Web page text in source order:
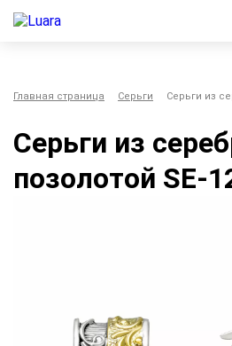
Главная страница Серьги Серьги из
Серьги из
позолотой SE-